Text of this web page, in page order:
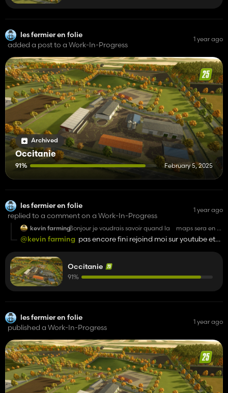
les fermier en folie
added a post to a Work-In-Progress
1 year ago
Archived
Occitanie
91% February 5, 2025
les fermier en folie
replied to a comment on a Work-In-Progress
1 year ago
kevin farmingBonjour je voudrais savoir quand la maps sera en dl
@kevin farming pas encore fini rejoind moi sur youtube et
Occitanie
91%
les fermier en folie
published a Work-In-Progress
1 year ago